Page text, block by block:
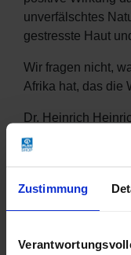
Zustimmung
unverfälschtes
gestresste Haut
Wir fragen nicht,
Afrika hat, das die
Dr. Heinrich
Hinter den hier
Unternehmen will
und Monokulturen